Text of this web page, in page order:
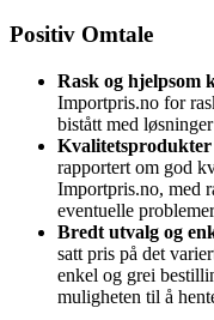
Positiv Omtale
Rask og hjelpsom
Importpris.no for
bistått med
Kvalitetsprodukter
rapportert om god
Importpris.no, med
eventuelle
Bredt utvalg og
satt pris på det
enkel og grei
muligheten til å